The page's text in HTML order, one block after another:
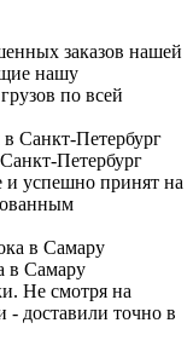
заказов нашей
нашу
по всей
Петербург
и успешно принят на
в Самару
Не смотря на
- доставили точно в